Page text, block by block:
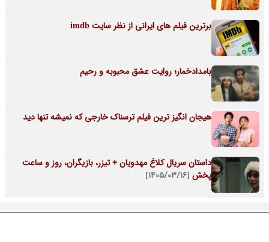
برترین فیلم های ایرانی از نظر سایت imdb
بامدادخمار؛ روایت عشق محبوبه و رحیم
هیجان انگیز ترین فیلم ترسناک خارجی که نمیشه تنها دید
داستان سریال کلاغ مهدویان + تیزر، بازیگران، روز و ساعت
پخش [۱۴۰۵/۰۳/۱۶]